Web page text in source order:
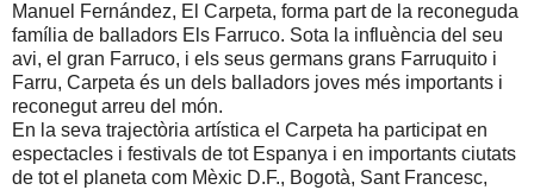
Manuel Fernández, El Carpeta, forma part de la reconeguda
família de balladors Els Farruco. Sota la influència del seu
avi, el gran Farruco, i els seus germans grans Farruquito i
Farru, Carpeta és un dels balladors joves més importants i
reconegut arreu del món.
En la seva trajectòria artística el Carpeta ha participat en
espectacles i festivals de tot Espanya i en importants ciutats
de tot el planeta com Mèxic D.F., Bogotà, Sant Francesc,